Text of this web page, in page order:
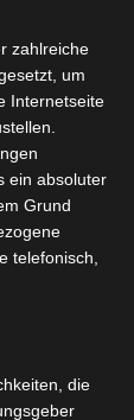
Tag
gute
zum
zahlreiche
um
Internetseite
ein absoluter
Grund
telefonisch,
die